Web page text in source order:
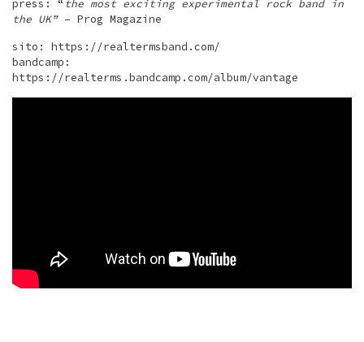
press: “ the most exciting experimental rock band in
the UK”– Prog Magazine
sito: https://realtermsband.com/
bandcamp:
https://realterms.bandcamp.com/album/vantage